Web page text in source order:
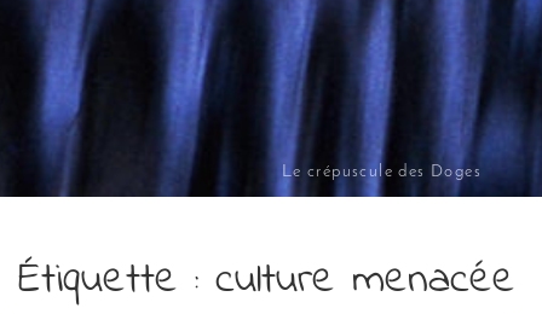
Le crépuscule des Doges
Étiquette : culture menacée